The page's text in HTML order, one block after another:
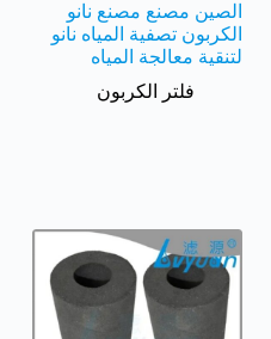
الصين مصنع مصنع نانو
الكربون تصفية المياه نانو
لتنقية معالجة المياه
فلتر الكربون